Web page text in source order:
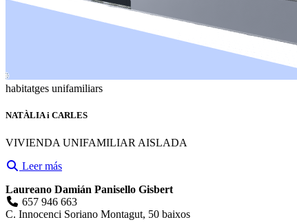
habitatges unifamiliars
NATÀLIA i CARLES
VIVIENDA UNIFAMILIAR AISLADA
Leer más
Laureano Damián Panisello Gisbert
657 946 663
C. Innocenci Soriano Montagut, 50 baixos